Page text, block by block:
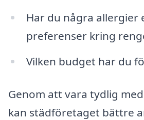
Har du några allergier
preferenser kring
Vilken budget har du
Genom att vara tydlig
kan städföretaget bättre